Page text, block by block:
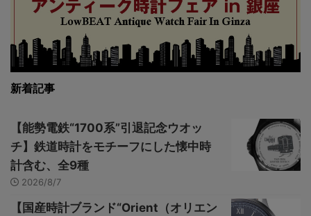
新着記事
【能勢電鉄“1700系”引退記念ウオッ
チ】鉄道時計をモチーフにした懐中時
計含む、全9種
2026/8/7
【国産時計ブランド“Orient（オリエン